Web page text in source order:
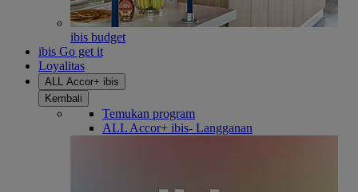
ibis budget
ibis Go get it
Loyalitas
ALL Accor+ ibis
Kembali
Temukan program
ALL Accor+ ibis- Langganan